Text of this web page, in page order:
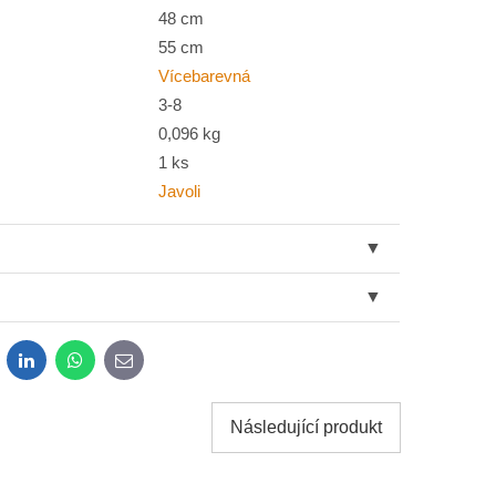
48 cm
55 cm
Vícebarevná
3-8
0,096 kg
1 ks
Javoli
LinkedInWhatsApp
E-
mail
Následující produkt